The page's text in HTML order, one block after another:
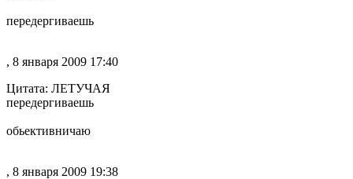
передергиваешь
, 8 января 2009 17:40
Цитата: ЛЕТУЧАЯ
передергиваешь
обьективничаю
, 8 января 2009 19:38